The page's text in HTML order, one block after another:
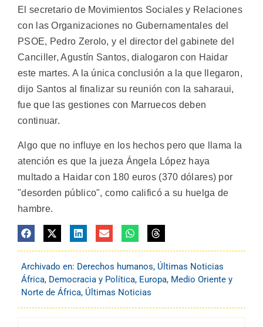
El secretario de Movimientos Sociales y Relaciones
con las Organizaciones no Gubernamentales del
PSOE, Pedro Zerolo, y el director del gabinete del
Canciller, Agustín Santos, dialogaron con Haidar
este martes. A la única conclusión a la que llegaron,
dijo Santos al finalizar su reunión con la saharaui,
fue que las gestiones con Marruecos deben
continuar.
Algo que no influye en los hechos pero que llama la
atención es que la jueza Ángela López haya
multado a Haidar con 180 euros (370 dólares) por
"desorden público", como calificó a su huelga de
hambre.
Archivado en: Derechos humanos, Últimas Noticias
África, Democracia y Política, Europa, Medio Oriente y
Norte de África, Últimas Noticias